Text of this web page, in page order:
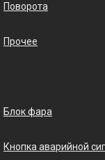
Поворота
Прочее
Блок фара
Кнопка аварийной